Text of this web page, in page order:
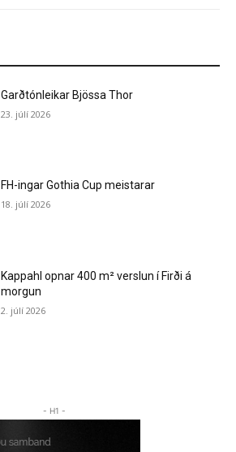
Garðtónleikar Bjössa Thor
23. júlí 2026
FH-ingar Gothia Cup meistarar
18. júlí 2026
Kappahl opnar 400 m² verslun í Firði á
morgun
2. júlí 2026
- H1 -